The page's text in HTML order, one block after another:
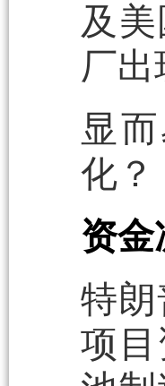
及
厂
显
化？
资金
特
项